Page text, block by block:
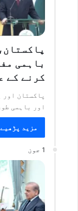
باہمی
کرنے کے
پاکستان
اور باہمی
مزید پڑھیے
1 جون